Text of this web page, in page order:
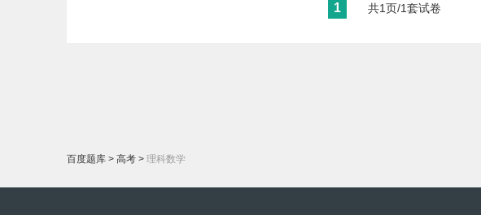
1 共1页/1套试卷
百度题库 > 高考 > 理科数学